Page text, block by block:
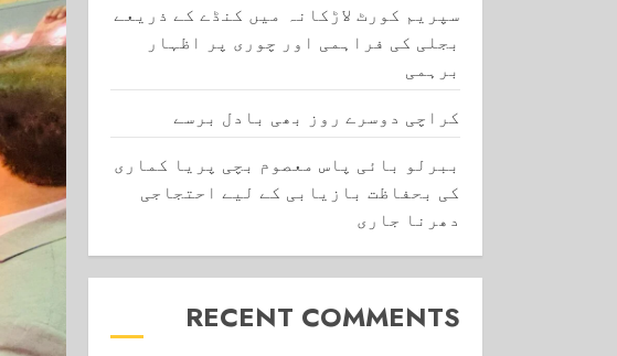
سپریم کورٹ لاڑکانہ میں کنڈے کے ذریعے
بجلی کی فراہمی اور چوری پر اظہار
برہمی
کراچی دوسرے روز بھی بادل برسے
ببرلو بائی پاس معصوم بچی پریا کماری
کی بحفاظت بازیابی کے لیے احتجاجی
دھرنا جاری
RECENT COMMENTS